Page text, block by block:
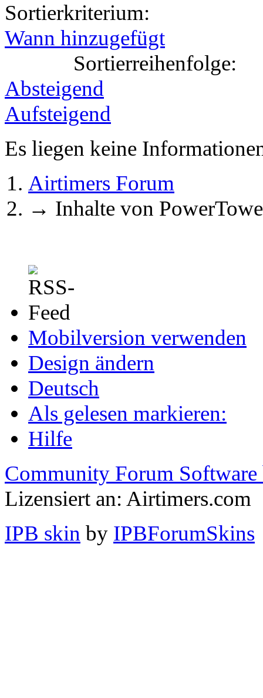
Sortierkriterium:
Wann hinzugefügt
Sortierreihenfolge:
Absteigend
Aufsteigend
Es liegen keine
Airtimers Forum
→ Inhalte von
Mobilversion verwenden
Design ändern
Deutsch
Als gelesen markieren:
Hilfe
Community Forum Software
Lizensiert an: Airtimers.com
IPB skin by IPBForumSkins